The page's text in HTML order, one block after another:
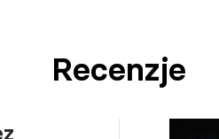
Recenzje